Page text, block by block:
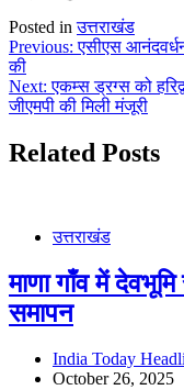
Posted inउत्तराखंड
Post
navigation
Previous: एसीएस
की
Next: एकम्स ड्रग्स को
जीएमपी की मिली मंजूरी
Related Posts
उत्तराखंड
माणा गाँव में
समापन
India Today
October 26, 2025